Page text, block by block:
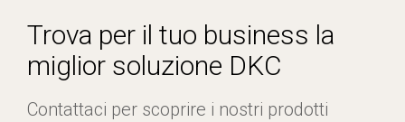
Trova per il tuo business la
miglior soluzione DKC
Contattaci per scoprire i nostri prodotti